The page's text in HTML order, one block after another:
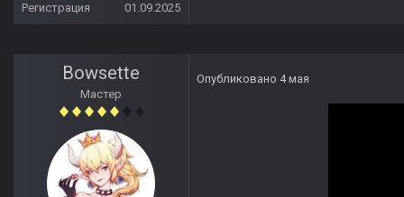
Регистрация
01.09.2025
Bowsette
Мастер
Опубликовано 4 мая